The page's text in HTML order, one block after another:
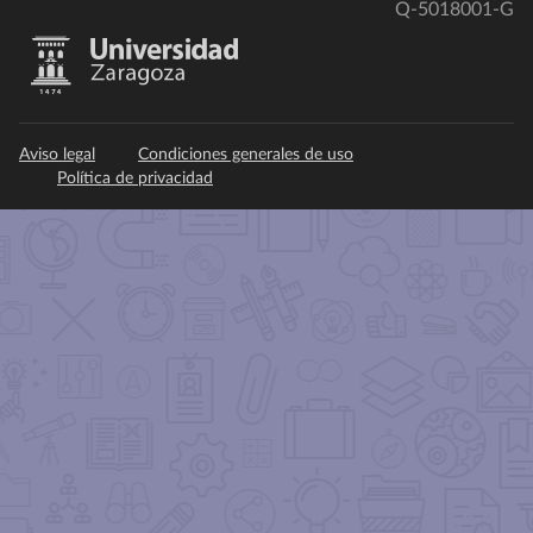
Q-5018001-G
Aviso legal
Condiciones generales de uso
Política de privacidad